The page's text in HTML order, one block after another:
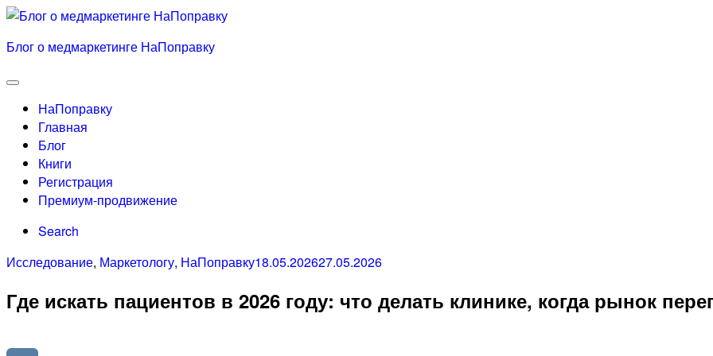
Skip
content
Блог о медмаркетинге НаПоправку
Menu
НаПоправку
Главная
Блог
Книги
Регистрация
Премиум-продвижение
Search
Categories
Исследование, Маркетологу, НаПоправкуPosted
18.05.202627.05.2026
Где искать пациентов в 2026 году: что делать клинике, когда рынок